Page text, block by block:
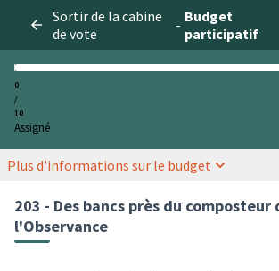
Sortir de la cabine
de vote
- Budget
participatif
0
/
10
Assigné
Plus d'informations sur le budget
203 - Des bancs près du composteur
l'Observance